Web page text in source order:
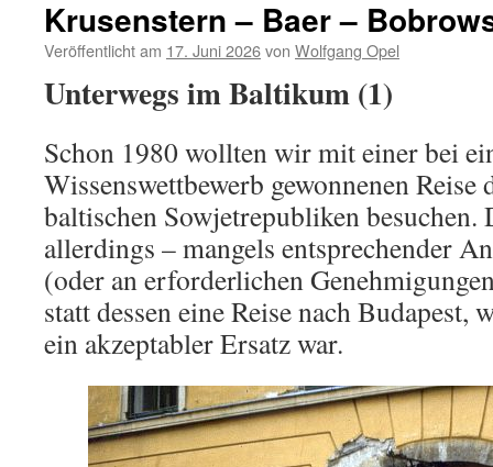
Krusenstern – Baer –
Veröffentlicht am 17. Juni 2026von Wolfgang Opel
Unterwegs im Baltikum (1)
Schon 1980 wollten wir mit einer bei
Wissenswettbewerb gewonnenen Reise
baltischen Sowjetrepubliken besuchen.
allerdings – mangels entsprechender
(oder an erforderlichen
statt dessen eine Reise nach Budapest,
ein akzeptabler Ersatz war.